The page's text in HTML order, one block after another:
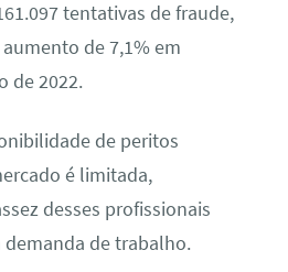
tentativas de fraude,
de 7,1% em
de 2022.
de peritos
é limitada,
desses profissionais
de trabalho.